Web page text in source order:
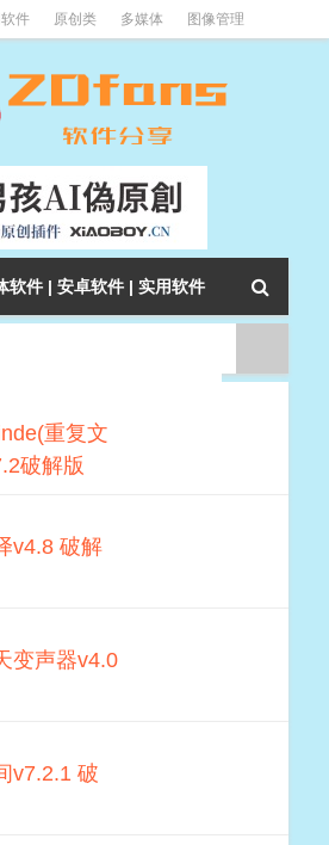
件 原创类 多媒体 图像管理
软件 | 安卓软件 | 实用软件
重复文
破解版
v4.8 破解
变声器v4.0
v7.2.1 破